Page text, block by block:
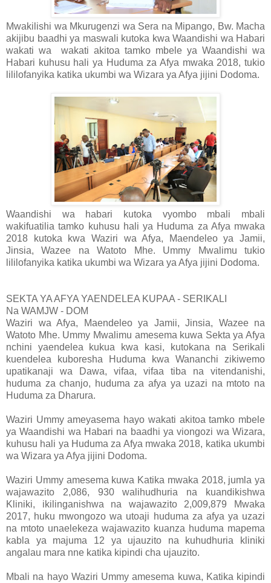
Mwakilishi wa Mkurugenzi wa Sera na Mipango, Bw. Macha
akijibu baadhi ya maswali kutoka kwa Waandishi wa Habari
wakati wa wakati akitoa tamko mbele ya Waandishi wa
Habari kuhusu hali ya Huduma za Afya mwaka 2018, tukio
lililofanyika katika ukumbi wa Wizara ya Afya jijini Dodoma.
Waandishi wa habari kutoka vyombo mbali mbali
wakifuatilia tamko kuhusu hali ya Huduma za Afya mwaka
2018 kutoka kwa Waziri wa Afya, Maendeleo ya Jamii,
Jinsia, Wazee na Watoto Mhe. Ummy Mwalimu tukio
lililofanyika katika ukumbi wa Wizara ya Afya jijini Dodoma.
SEKTA YA AFYA YAENDELEA KUPAA - SERIKALI
Na WAMJW - DOM
Waziri wa Afya, Maendeleo ya Jamii, Jinsia, Wazee na
Watoto Mhe. Ummy Mwalimu amesema kuwa Sekta ya Afya
nchini yaendelea kukua kwa kasi, kutokana na Serikali
kuendelea kuboresha Huduma kwa Wananchi zikiwemo
upatikanaji wa Dawa, vifaa, vifaa tiba na vitendanishi,
huduma za chanjo, huduma za afya ya uzazi na mtoto na
Huduma za Dharura.
Waziri Ummy ameyasema hayo wakati akitoa tamko mbele
ya Waandishi wa Habari na baadhi ya viongozi wa Wizara,
kuhusu hali ya Huduma za Afya mwaka 2018, katika ukumbi
wa Wizara ya Afya jijini Dodoma.
Waziri Ummy amesema kuwa Katika mwaka 2018, jumla ya
wajawazito 2,086, 930 walihudhuria na kuandikishwa
Kliniki, ikilinganishwa na wajawazito 2,009,879 Mwaka
2017, huku mwongozo wa utoaji huduma za afya ya uzazi
na mtoto unaelekeza wajawazito kuanza huduma mapema
kabla ya majuma 12 ya ujauzito na kuhudhuria kliniki
angalau mara nne katika kipindi cha ujauzito.
Mbali na hayo Waziri Ummy amesema kuwa, Katika kipindi